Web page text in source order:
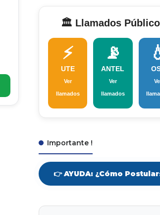
🏛️ Llamados
⚡
UTE
Ver
llamados
📡
ANTEL
Ver
llamados
Importante !
👉 AYUDA: ¿Cómo